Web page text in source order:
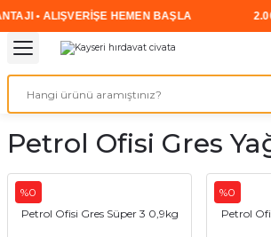
• ALIŞVERİŞE HEMEN BAŞLA
Geri Dön
Geri Dön
Geri Dön
Akıllı Vidalar
Sunta Vidası
Geri Dön
Geri Dön
Akülü
Elektrikli
Somun
Gaz
Geri Dön
Geri Dön
Diskler
Cırt
Petrol Ofisi Gres
%0
Petrol Ofisi Gres Süper 3 0,9kg
%0
Petrol